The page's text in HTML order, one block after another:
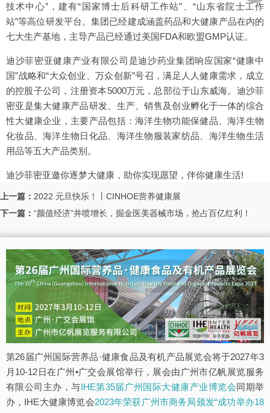
技术中心”，建有“国家博士后科研工作站”、“山东省院士工作
站”等高位研发平台。集团已经建成涵盖药品和大健康产品在内的
七大生产基地，主导产品已经通过美国FDA和欧盟GMP认证。
迪沙菲密亚健康产业有限公司是迪沙药业集团响应国家“健康中
国”战略和“大众创业、万众创新”号召，满足人人健康需求，成立
的控股子公司，注册资本5000万元，总部位于山东威海。迪沙菲
密亚是集大健康产品研发、生产、销售及创业孵化于一体的综合
性大健康企业，主要产品包括：海洋生物功能保健品、海洋生物
化妆品、海洋生物日化品、海洋生物服装家纺品、海洋生物生活
用品等五大产品类别。
迪沙菲密亚邀你逐梦大健康，助你实现愿望，伴你健康生活!
上一篇： 2022 元旦快乐！丨CINHOE营养健康展
下一篇： “颜值经济”井喷增长，掘金医美器械市场，抢占百亿红利！
第26届广州国际营养品·健康食品及有机产品展览会将于2027年3
月10-12日在广州•广交会展馆举行，展会由广州市亿帆展览服务
有限公司主办，与IHE第35届广州国际大健康产业博览会同期举
办，IHE大健康博览会2023年荣获广州市商务局颁发“成功举办18